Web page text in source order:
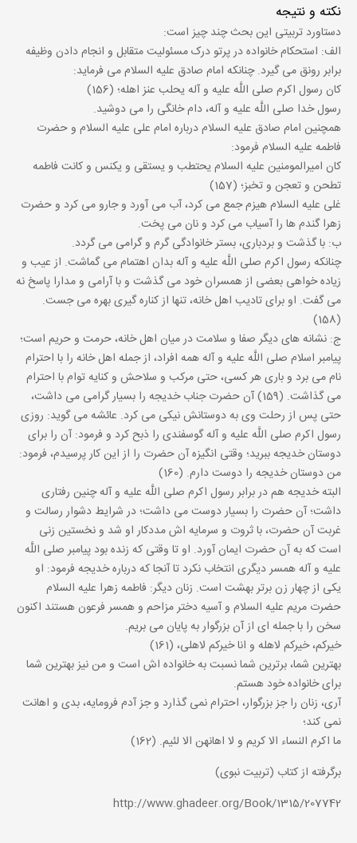
نکته و نتیجه
دستاورد تربیتی این بحث چند چیز است:
الف: استحکام خانواده در پرتو درک مسئولیت متقابل و انجام دادن وظیفه
برابر رونق می گیرد. چنانکه امام صادق علیه السلام می فرماید:
کان رسول اکرم صلی اللَّه علیه و آله یحلب عنز اهله؛ (156)
رسول خدا صلی اللَّه علیه و آله، دام خانگی را می دوشید.
همچنین امام صادق علیه السلام درباره امام علی علیه السلام و حضرت
فاطمه علیه السلام فرمود:
کان امیرالمومنین علیه السلام یحتطب و یستقی و یکنس و کانت فاطمه
تطحن و تعجن و تخبز؛ (157)
غلی علیه السلام هیزم جمع می کرد، آب می آورد و جارو می کرد و حضرت
زهرا گندم ها را آسیاب می کرد و نان می پخت.
ب: با گذشت و بردباری، بستر خانوادگی گرم و گرامی می گردد.
چنانکه رسول اکرم صلی اللَّه علیه و آله بدان اهتمام می گماشت. از عیب و
زیاده خواهی بعضی از همسران خود می گذشت و با آرامی و مدارا پاسخ نه
می گفت. او برای تادیب اهل خانه، تنها از کناره گیری بهره می جست.
(158)
ج: نشانه های دیگر صفا و سلامت در میان اهل خانه، حرمت و حریم است؛
پیامبر اسلام صلی اللَّه علیه و آله همه افراد، از جمله اهل خانه را با احترام
نام می برد و باری هر کسی، حتی مرکب و سلاحش و کنایه توام با احترام
می گذاشت. (159) آن حضرت جناب خدیجه را بسیار گرامی می داشت،
حتی پس از رحلت وی به دوستانش نیکی می کرد. عائشه می گوید: روزی
رسول اکرم صلی اللَّه علیه و آله گوسفندی را ذبح کرد و فرمود: آن را برای
دوستان خدیجه ببرید؛ وقتی انگیزه آن حضرت را از این کار پرسیدم، فرمود:
من دوستان خدیجه را دوست دارم. (160)
البته خدیجه هم در برابر رسول اکرم صلی اللَّه علیه و آله چنین رفتاری
داشت؛ آن حضرت را بسیار دوست می داشت؛ در شرایط دشوار رسالت و
غربت آن حضرت، با ثروت و سرمایه اش مددکار او شد و نخستین زنی
است که به آن حضرت ایمان آورد. او تا وقتی که زنده بود پیامبر صلی اللَّه
علیه و آله همسر دیگری انتخاب نکرد تا آنجا که درباره خدیجه فرمود: او
یکی از چهار زن برتر بهشت است. زنان دیگر: فاطمه زهرا علیه السلام
حضرت مریم علیه السلام و آسیه دختر مزاحم و همسر فرعون هستند اکنون
سخن را با جمله ای از آن بزرگوار به پایان می بریم.
خیرکم، خیرکم لاهله و انا خیرکم لاهلی، (161)
بهترین شما، برترین شما نسبت به خانواده اش است و من نیز بهترین شما
برای خانواده خود هستم.
آری، زنان را جز بزرگوار، احترام نمی گذارد و جز آدم فرومایه، بدی و اهانت
نمی کند؛
ما اکرم النساء الا کریم و لا اهانهن الا لئیم. (162)
برگرفته از کتاب (تربیت نبوی)
http://www.ghadeer.org/Book/1315/207742